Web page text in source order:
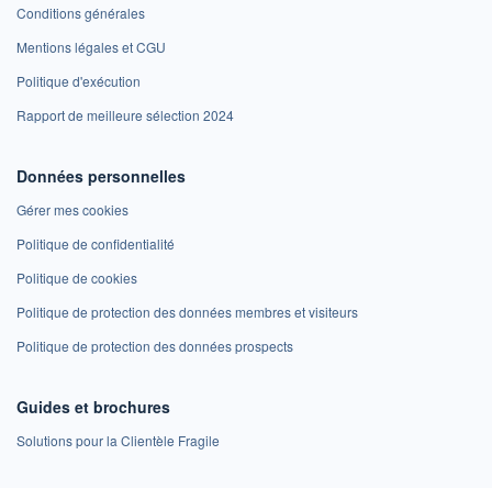
Conditions générales
Mentions légales et CGU
Politique d'exécution
Rapport de meilleure sélection 2024
Données personnelles
Gérer mes cookies
Politique de confidentialité
Politique de cookies
Politique de protection des données membres et visiteurs
Politique de protection des données prospects
Guides et brochures
Solutions pour la Clientèle Fragile